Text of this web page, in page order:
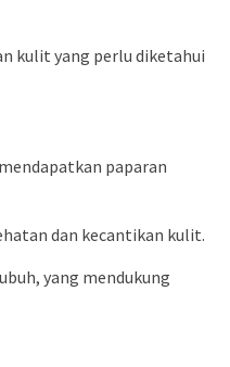
kulit yang perlu diketahui
paparan
dan kecantikan kulit.
yang mendukung